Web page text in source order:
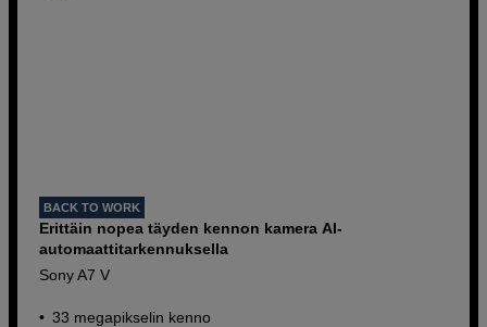
BACK TO WORK
Erittäin nopea täyden kennon kamera AI-
automaattitarkennuksella
Sony A7 V
33 megapikselin kenno